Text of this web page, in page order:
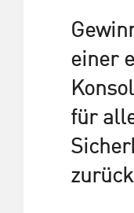
einer
für
zurück